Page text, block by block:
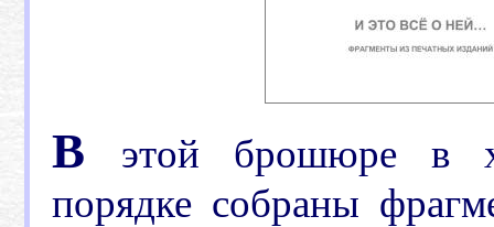
В
этой брошюре в
порядке собраны